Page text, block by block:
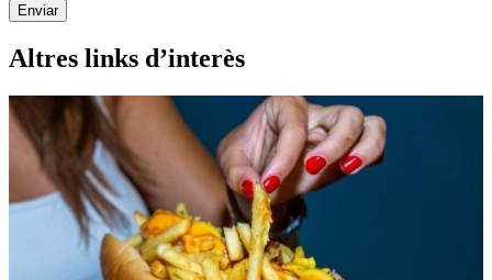
Enviar
Altres links d’interès